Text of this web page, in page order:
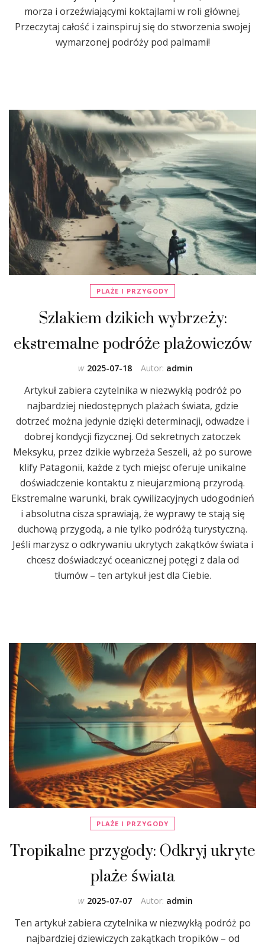
morza i orzeźwiającymi koktajlami w roli głównej.
Przeczytaj całość i zainspiruj się do stworzenia swojej
wymarzonej podróży pod palmami!
PLAŻE I PRZYGODY
Szlakiem dzikich wybrzeży:
ekstremalne podróże plażowiczów
Autor: admin
w 2025-07-18
Artykuł zabiera czytelnika w niezwykłą podróż po
najbardziej niedostępnych plażach świata, gdzie
dotrzeć można jedynie dzięki determinacji, odwadze i
dobrej kondycji fizycznej. Od sekretnych zatoczek
Meksyku, przez dzikie wybrzeża Seszeli, aż po surowe
klify Patagonii, każde z tych miejsc oferuje unikalne
doświadczenie kontaktu z nieujarzmioną przyrodą.
Ekstremalne warunki, brak cywilizacyjnych udogodnień
i absolutna cisza sprawiają, że wyprawy te stają się
duchową przygodą, a nie tylko podróżą turystyczną.
Jeśli marzysz o odkrywaniu ukrytych zakątków świata i
chcesz doświadczyć oceanicznej potęgi z dala od
tłumów – ten artykuł jest dla Ciebie.
PLAŻE I PRZYGODY
Tropikalne przygody: Odkryj ukryte
plaże świata
Autor: admin
w 2025-07-07
Ten artykuł zabiera czytelnika w niezwykłą podróż po
najbardziej dziewiczych zakątkach tropików – od